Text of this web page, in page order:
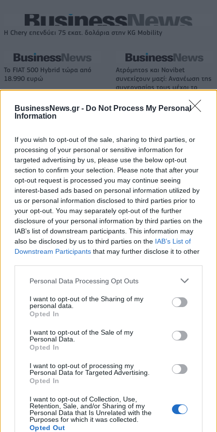
BusinessNews.gr - Do Not Process My Personal
Information
If you wish to opt-out of the sale, sharing to third parties, or
processing of your personal or sensitive information for
targeted advertising by us, please use the below opt-out
section to confirm your selection. Please note that after your
opt-out request is processed you may continue seeing
interest-based ads based on personal information utilized by
us or personal information disclosed to third parties prior to
your opt-out. You may separately opt-out of the further
disclosure of your personal information by third parties on the
IAB’s list of downstream participants. This information may
also be disclosed by us to third parties on the IAB’s List of
Downstream Participants that may further disclose it to other
Personal Data Processing Opt Outs
I want to opt-out of the Sharing of my
personal data.
Opted In
I want to opt-out of the Sale of my
Personal Data.
Opted In
I want to opt-out of processing my
Personal Data for Targeted Advertising.
Opted In
I want to opt-out of Collection, Use,
Retention, Sale, and/or Sharing of my
Personal Data that Is Unrelated with the
Purposes for which it was collected.
Opted Out
Η Chery επενδύει 75 εκατ. δολάρια στην KG Mobility
Το FIAT 500 Hybrid τώρα από
18.990 ευρώ
Ατρόμητος και Novibet
συνεχίζουν μαζί: Ανανέωση της
συνεργασίας τους μέχρι το
FTSE4Good
Alpha Bank: Για πρώτη φορά το Αρχαίο Θέατρο Επιδαύρου άνοιξε τις
πύλες του σε όλους
ΠΕΡΙΣΣΌΤΕΡΑ ΣΕ ΑΥΤΉ ΤΗΝ ΚΑΤΗΓΟΡΊΑ
Σύλληψη υπόπτου για την
Ντόρτμουντ
12/04/2017 - 03:00
Βενεζουέλα: Εξαγριωμένοι
πολίτες πέταξαν αυγά και